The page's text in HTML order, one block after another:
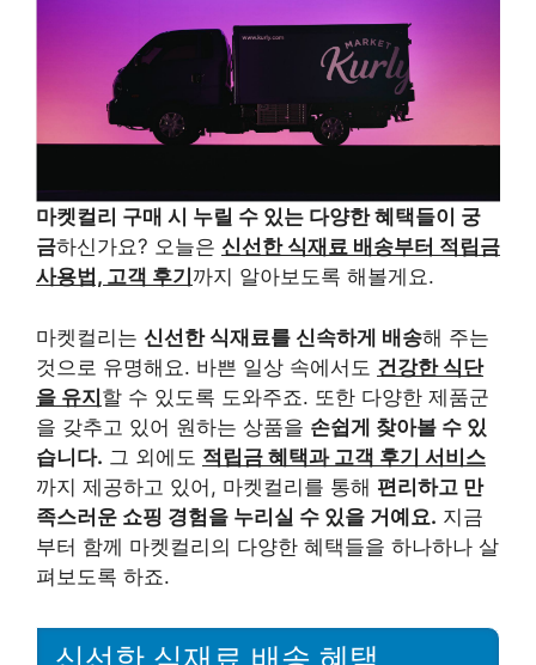
마켓컬리 구매 시 누릴 수 있는 다양한 혜택들이 궁
금하신가요? 오늘은 신선한 식재료 배송부터 적립금
사용법, 고객 후기 까지 알아보도록 해볼게요.
마켓컬리는 신선한 식재료를 신속하게 배송해 주는
것으로 유명해요. 바쁜 일상 속에서도 건강한 식단
을 유지할 수 있도록 도와주죠. 또한 다양한 제품군
을 갖추고 있어 원하는 상품을 손쉽게 찾아볼 수 있
습니다. 그 외에도 적립금 혜택과 고객 후기 서비스
까지 제공하고 있어, 마켓컬리를 통해 편리하고 만
족스러운 쇼핑 경험을 누리실 수 있을 거예요. 지금
부터 함께 마켓컬리의 다양한 혜택들을 하나하나 살
펴보도록 하죠.
신선한 식재료 배송 혜택